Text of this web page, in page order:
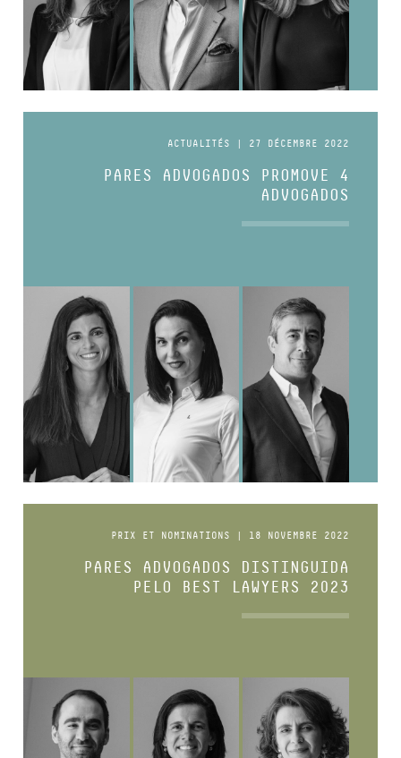
ACTUALITÉS | 27 DÉCEMBRE 2022
PARES ADVOGADOS PROMOVE 4
ADVOGADOS
PRIX ET NOMINATIONS | 18 NOVEMBRE 2022
PARES ADVOGADOS DISTINGUIDA
PELO BEST LAWYERS 2023